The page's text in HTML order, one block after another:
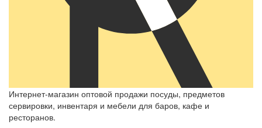
Интернет-магазин оптовой продажи посуды, предметов
сервировки, инвентаря и мебели для баров, кафе и
ресторанов.